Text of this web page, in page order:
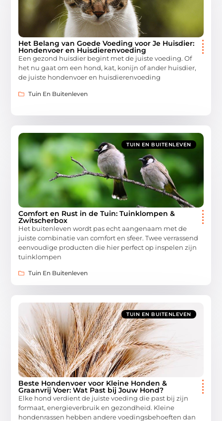
Het Belang van Goede Voeding voor Je Huisdier:
Hondenvoer en Huisdierenvoeding
Een gezond huisdier begint met de juiste voeding. Of
het nu gaat om een hond, kat, konijn of ander huisdier,
de juiste hondenvoer en huisdierenvoeding
Tuin En Buitenleven
TUIN EN BUITENLEVEN
Comfort en Rust in de Tuin: Tuinklompen &
Zwitscherbox
Het buitenleven wordt pas echt aangenaam met de
juiste combinatie van comfort en sfeer. Twee verrassend
eenvoudige producten die hier perfect op inspelen zijn
tuinklompen
Tuin En Buitenleven
TUIN EN BUITENLEVEN
Beste Hondenvoer voor Kleine Honden &
Graanvrij Voer: Wat Past bij Jouw Hond?
Elke hond verdient de juiste voeding die past bij zijn
formaat, energieverbruik en gezondheid. Kleine
hondenrassen hebben andere voedingsbehoeften dan